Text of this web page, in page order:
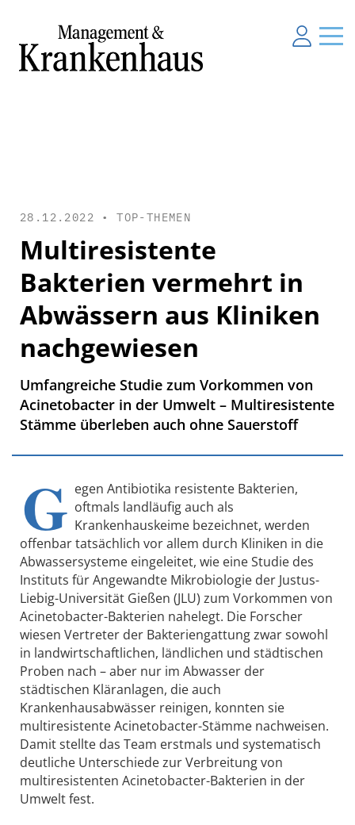
28.12.2022 •TOP-THEMEN
Multiresistente
Bakterien vermehrt in
Abwässern aus Kliniken
nachgewiesen
Umfangreiche Studie zum Vorkommen von
Acinetobacter in der Umwelt – Multiresistente
Stämme überleben auch ohne Sauerstoff
G egen Antibiotika resistente Bakterien,
oftmals landläufig auch als
Krankenhauskeime bezeichnet, werden
offenbar tatsächlich vor allem durch Kliniken in die
Abwassersysteme eingeleitet, wie eine Studie des
Instituts für Angewandte Mikrobiologie der Justus-
Liebig-Universität Gießen (JLU) zum Vorkommen von
Acinetobacter-Bakterien nahelegt. Die Forscher
wiesen Vertreter der Bakteriengattung zwar sowohl
in landwirtschaftlichen, ländlichen und städtischen
Proben nach – aber nur im Abwasser der
städtischen Kläranlagen, die auch
Krankenhausabwässer reinigen, konnten sie
multiresistente Acinetobacter-Stämme nachweisen.
Damit stellte das Team erstmals und systematisch
deutliche Unterschiede zur Verbreitung von
multiresistenten Acinetobacter-Bakterien in der
Umwelt fest.